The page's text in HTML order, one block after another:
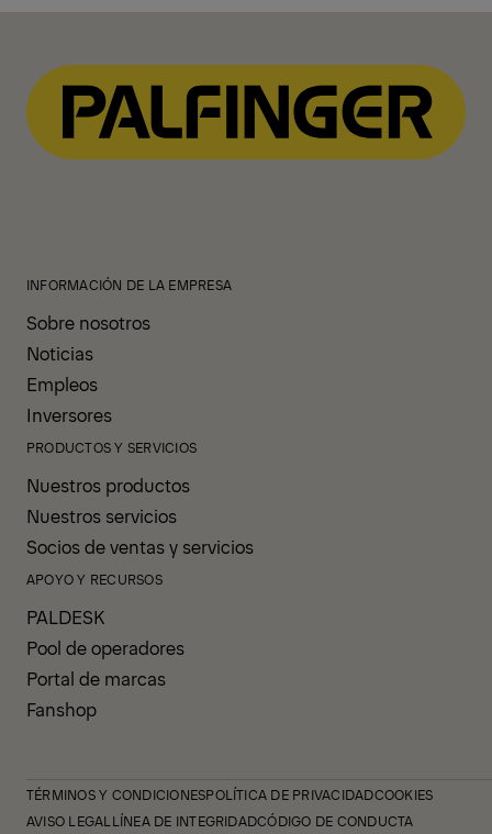
INFORMACIÓN DE LA EMPRESA
Sobre nosotros
Noticias
Empleos
Inversores
PRODUCTOS Y SERVICIOS
Nuestros productos
Nuestros servicios
Socios de ventas y servicios
APOYO Y RECURSOS
PALDESK
Pool de operadores
Portal de marcas
Fanshop
TÉRMINOS Y CONDICIONESPOLÍTICA DE PRIVACIDADCOOKIES
AVISO LEGAL LÍNEA DE INTEGRIDADCÓDIGO DE CONDUCTA